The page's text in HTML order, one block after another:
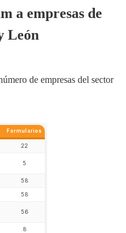
a empresas de
León
de empresas del sector